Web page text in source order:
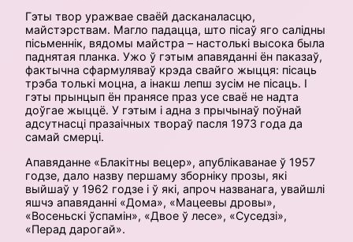
Гэты твор уражвае сваёй дасканаласцю,
майстэрствам. Магло падацца, што пісаў яго салідны
пісьменнік, вядомы майстра – настолькі высока была
паднятая планка. Ужо ў гэтым апавяданні ён паказаў,
фактычна сфармуляваў крэда свайго жыцця: пісаць
трэба толькі моцна, а інакш лепш зусім не пісаць. І
гэты прынцып ён пранясе праз усе сваё не надта
доўгае жыццё. У гэтым і адна з прычынаў поўнай
адсутнасці празаічных твораў пасля 1973 года да
самай смерці.
Апавяданне «Блакітны вецер», апублікаванае ў 1957
годзе, дало назву першаму зборніку прозы, які
выйшаў у 1962 годзе і ў які, апроч названага, увайшлі
яшчэ апавяданні «Дома», «Мацеевы дровы»,
«Восеньскі ўспамін», «Двое ў лесе», «Суседзі»,
«Перад дарогай».